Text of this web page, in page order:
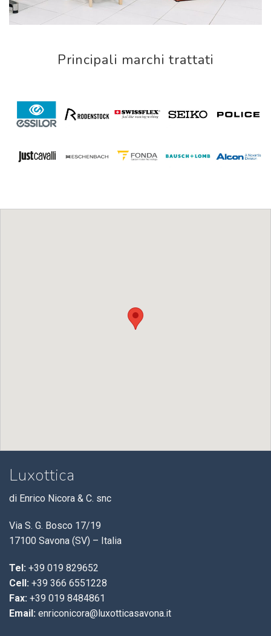
Principali marchi trattati
Luxottica
di Enrico Nicora & C. snc
Via S. G. Bosco 17/19
17100 Savona (SV) – Italia
Tel: +39 019 829652
Cell: +39 366 6551228
Fax: +39 019 8484861
Email: enriconicora@luxotticasavona.it